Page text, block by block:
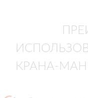
КРАНА-